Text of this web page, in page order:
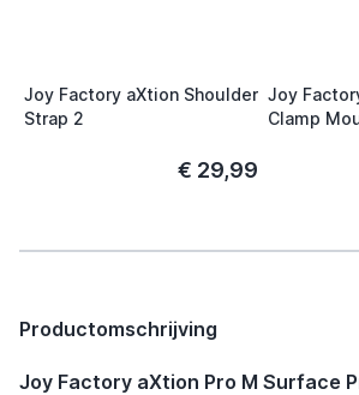
Joy Factory aXtion Shoulder
Strap 2
€ 29,99
Joy
Clamp
Productomschrijving
Joy Factory aXtion Pro M Surface